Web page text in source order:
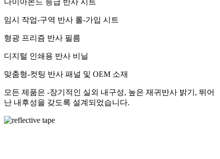
다이아몬드 등급 반사 시트
임시 작업-구역 반사 롤-가입 시트
형광 프리즘 반사 필름
디지털 인쇄용 반사 비닐
맞춤형-컷팅 반사 패널 및 OEM 소재
모든 제품은 -장기적인 실외 내구성, 높은 재귀반사 밝기, 뛰어
난 내후성을 갖도록 설계되었습니다.